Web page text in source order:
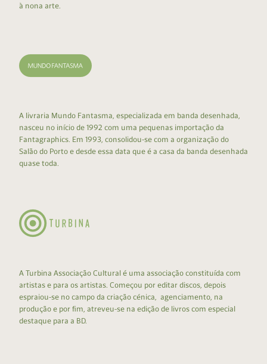
à nona arte.
A livraria Mundo Fantasma, especializada em banda desenhada,
nasceu no início de 1992 com uma pequenas importação da
Fantagraphics. Em 1993, consolidou-se com a organização do
Salão do Porto e desde essa data que é a casa da banda desenhada
quase toda.
A Turbina Associação Cultural é uma associação constituída com
artistas e para os artistas. Começou por editar discos, depois
espraiou-se no campo da criação cénica, agenciamento, na
produção e por fim, atreveu-se na edição de livros com especial
destaque para a BD.